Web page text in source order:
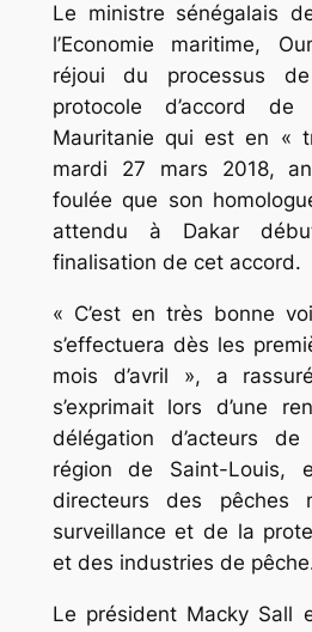
Le ministre sénégalais
l’Economie maritime,
réjoui du processus
protocole d’accord
Mauritanie qui est en «
mardi 27 mars 2018,
foulée que son
attendu à Dakar
finalisation de cet accord.
« C’est en très bonne
s’effectuera dès les
mois d’avril », a
s’exprimait lors d’une
délégation d’acteurs
région de Saint-Louis,
directeurs des pêches
surveillance et de la
et des industries de
Le président Macky Sall